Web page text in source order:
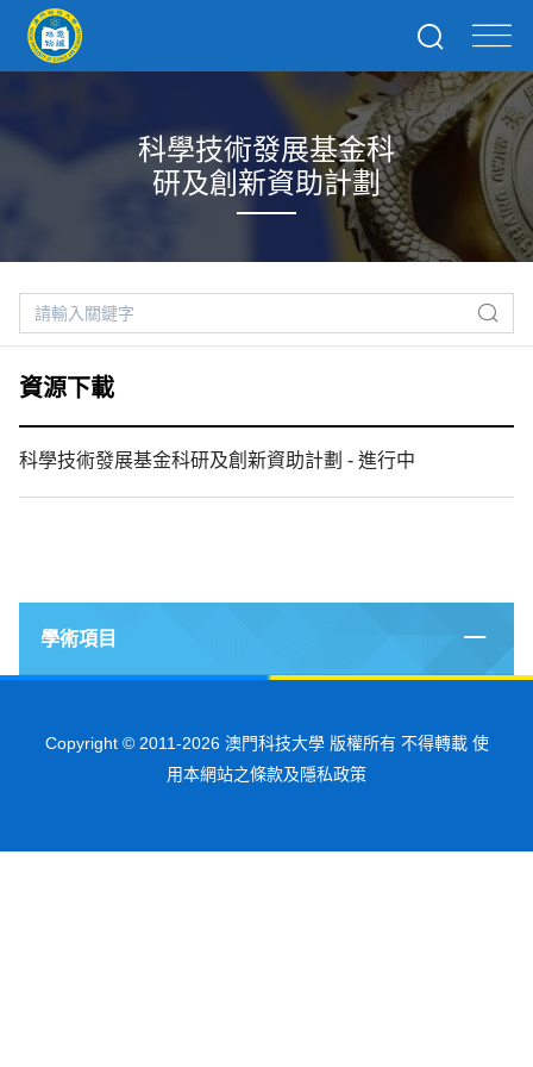
科學技術發展基金科
研及創新資助計劃
資源下載
科學技術發展基金科研及創新資助計劃 - 進行中
學術項目
Copyright © 2011-2026 澳門科技大學 版權所有 不得轉載 使
用本網站之條款及隱私政策